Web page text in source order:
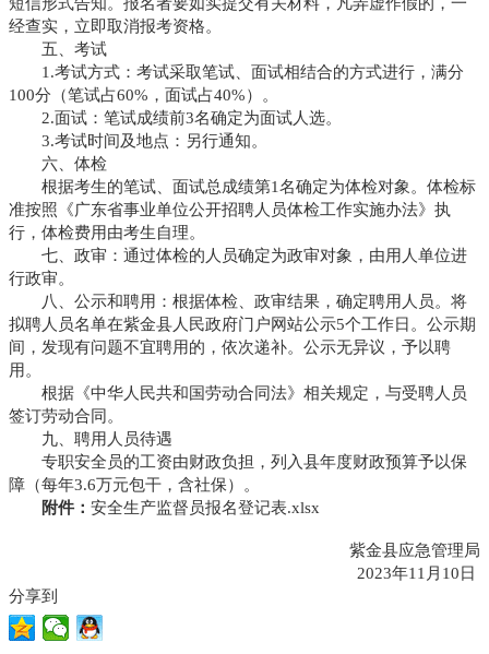
经查实，立即取消报考资格。
五、考试
1.考试方式：考试采取笔试、面试相结合的方式进行，满分
100分（笔试占60%，面试占40%）。
2.面试：笔试成绩前3名确定为面试人选。
3.考试时间及地点：另行通知。
六、体检
根据考生的笔试、面试总成绩第1名确定为体检对象。体检标
准按照《广东省事业单位公开招聘人员体检工作实施办法》执
行，体检费用由考生自理。
七、政审：通过体检的人员确定为政审对象，由用人单位进
行政审。
八、公示和聘用：根据体检、政审结果，确定聘用人员。将
拟聘人员名单在紫金县人民政府门户网站公示5个工作日。公示期
间，发现有问题不宜聘用的，依次递补。公示无异议，予以聘
用。
根据《中华人民共和国劳动合同法》相关规定，与受聘人员
签订劳动合同。
九、聘用人员待遇
专职安全员的工资由财政负担，列入县年度财政预算予以保
障（每年3.6万元包干，含社保）。
附件： 安全生产监督员报名登记表.xlsx
紫金县应急管理局
2023年11月10日
分享到